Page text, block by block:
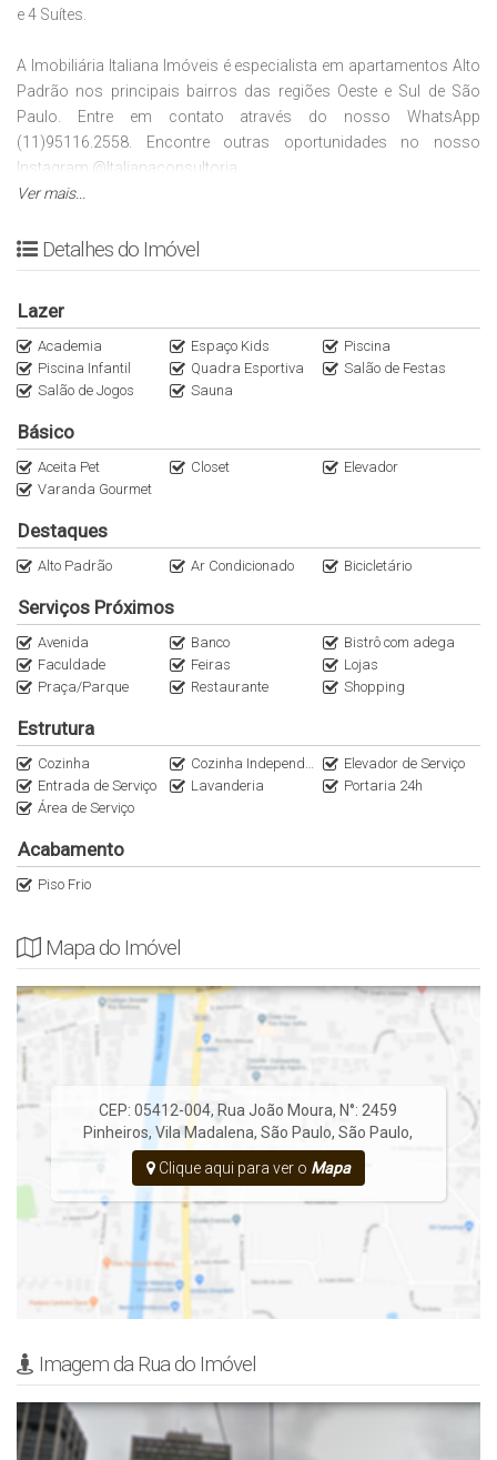
e 4 Suítes.
A Imobiliária Italiana Imóveis é especialista em apartamentos Alto
Padrão nos principais bairros das regiões Oeste e Sul de São
Paulo. Entre em contato através do nosso WhatsApp
(11)95116.2558. Encontre outras oportunidades no nosso
Instagram @Italianaconsultoria.
prévio!
Ver mais...
Detalhes do Imóvel
Lazer
Academia Espaço Kids
Piscina
Piscina Infantil
Quadra Esportiva
Salão de Festas
Salão de Jogos
Sauna
Básico
Aceita Pet Closet
Elevador
Varanda Gourmet
Destaques
Alto Padrão Ar Condicionado Bicicletário
Serviços Próximos
Avenida Banco
Bistrô com adega
Faculdade
Feiras
Lojas
Praça/Parque
Restaurante Shopping
Estrutura
Cozinha Cozinha Independente
Elevador de Serviço
Entrada de Serviço
Lavanderia
Portaria 24h
Área de Serviço
Acabamento
Piso Frio
Mapa do Imóvel
CEP: 05412-004, Rua João Moura, N°: 2459
Pinheiros,Vila Madalena,São Paulo,São Paulo,
Clique aqui para ver o Mapa
Imagem da Rua do Imóvel